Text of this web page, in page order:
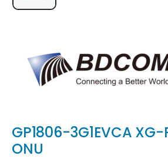
GP1806-3G1EVCA XG-
ONU